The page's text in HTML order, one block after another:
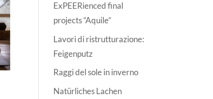
ExPEERienced final
projects “Aquile”
Lavori di ristrutturazione:
Feigenputz
Raggi del sole in inverno
Natürliches Lachen